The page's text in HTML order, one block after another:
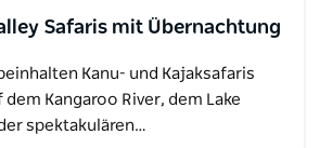
Safaris mit Übernachtung
Kanu- und Kajaksafaris
dem Kangaroo River, dem Lake
spektakulären…